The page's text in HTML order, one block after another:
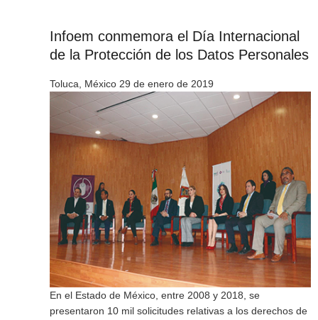
Infoem conmemora el Día Internacional
de la Protección de los Datos Personales
Toluca, México 29 de enero de 2019
En el Estado de México, entre 2008 y 2018, se
presentaron 10 mil solicitudes relativas a los derechos de